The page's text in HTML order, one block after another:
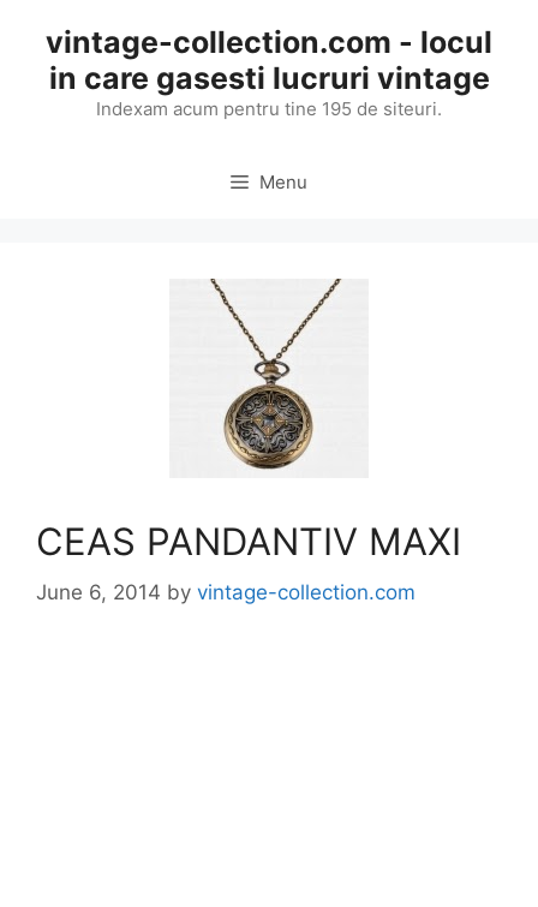
content
vintage-collection.com - locul
in care gasesti lucruri vintage
Indexam acum pentru tine 195 de siteuri.
Menu
CEAS PANDANTIV MAXI
June 6, 2014 by vintage-collection.com